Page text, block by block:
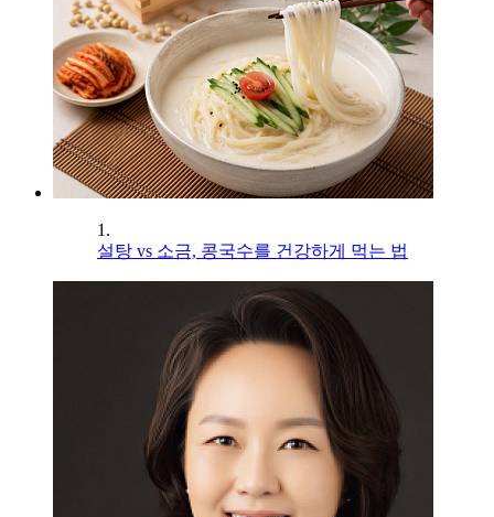
1.
설탕 vs 소금, 콩국수를 건강하게 먹는 법